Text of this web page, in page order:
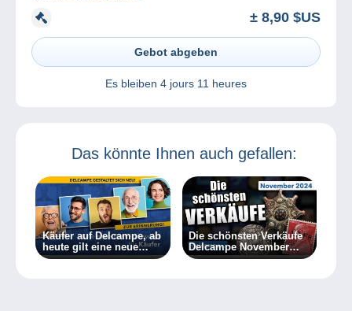
± 8,90 $US
Gebot abgeben
Es bleiben 4 jours 11 heures
Das könnte Ihnen auch gefallen:
Käufer auf Delcampe, ab
heute gilt eine neue
Funktionsweise!
Die schönsten Verkäufe
Delcampe November
2024